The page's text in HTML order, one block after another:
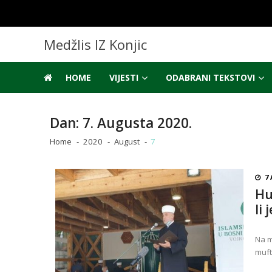
navigation
content
Medžlis IZ Konjic
HOME VIJESTI ODABRANI TEKSTOVI
Dan: 7. Augusta 2020.
Home 2020 August 7
7
li
Na